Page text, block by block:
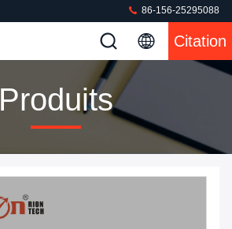
86-156-25295088
Citation
Produits